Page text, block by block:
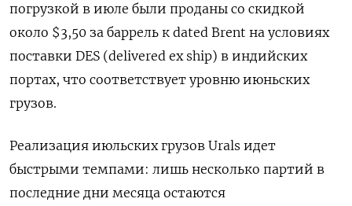
погрузкой в июле были проданы со скидкой
около $3,50 за баррель к dated Brent на условиях
поставки DES (delivered ex ship) в индийских
портах, что соответствует уровню июньских
грузов.
Реализация июльских грузов Urals идет
быстрыми темпами: лишь несколько партий в
последние дни месяца остаются